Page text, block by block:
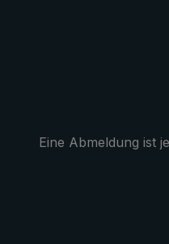
Umhängen. So kann
geschlossene
bequem über der
Ein toller Begleiter an
Stockschirm
Eine Abmeldung ist